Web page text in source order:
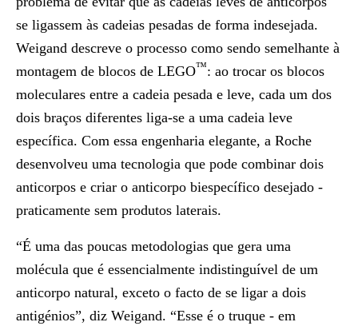
se ligassem às cadeias pesadas de forma indesejada.
Weigand descreve o processo como sendo semelhante à
montagem de blocos de LEGO™: ao trocar os blocos
moleculares entre a cadeia pesada e leve, cada um dos
dois braços diferentes liga-se a uma cadeia leve
específica. Com essa engenharia elegante, a Roche
desenvolveu uma tecnologia que pode combinar dois
anticorpos e criar o anticorpo biespecífico desejado -
praticamente sem produtos laterais.
“É uma das poucas metodologias que gera uma
molécula que é essencialmente indistinguível de um
anticorpo natural, exceto o facto de se ligar a dois
antigénios”, diz Weigand. “Esse é o truque - em